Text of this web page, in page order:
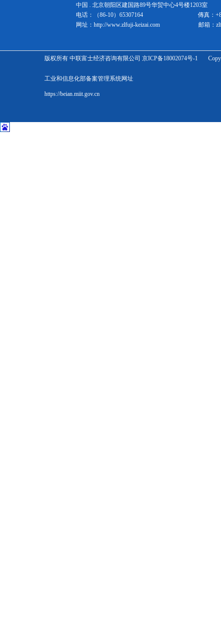
中国 . 北京朝阳区建国路89号华贸中心4号楼1203室
电话：（86-10）65307164
傳真：
网址： http://www.zlfuji-keizai.com 邮箱：
版权所有 中联富士经济咨询有限公司 京ICP备18002074号-1
工业和信息化部备案管理系统网址
https://beian.miit.gov.cn